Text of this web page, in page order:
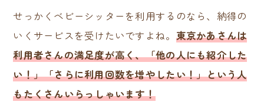
せっかくベビーシッターを利用するのなら、納得の
いくサービスを受けたいですよね。 東京かあさんは
利用者さんの満足度が高く、「他の人にも紹介した
い！」「さらに利用回数を増やしたい！」という人
もたくさんいらっしゃいます！